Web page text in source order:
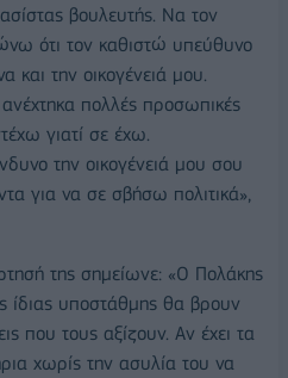
βουλευτής. Να τον
ότι τον καθιστώ υπεύθυνο
και την οικογένειά μου.
πολλές προσωπικές
γιατί σε έχω.
την οικογένειά μου σου
για να σε σβήσω πολιτικά»,
της σημείωνε: «Ο Πολάκης
ίδιας υποστάθμης θα βρουν
που τους αξίζουν. Αν έχει τα
χωρίς την ασυλία του να